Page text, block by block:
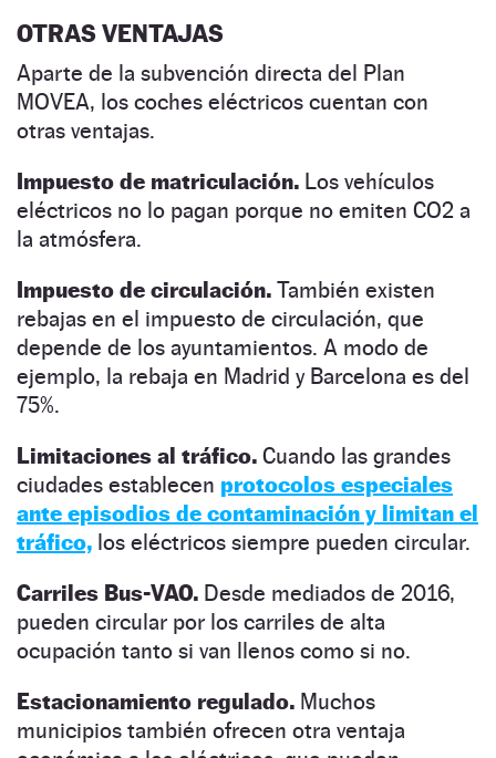
OTRAS VENTAJAS
Aparte de la subvención directa del Plan
MOVEA, los coches eléctricos cuentan con
otras ventajas.
Impuesto de matriculación. Los vehículos
eléctricos no lo pagan porque no emiten CO2 a
la atmósfera.
Impuesto de circulación. También existen
rebajas en el impuesto de circulación, que
depende de los ayuntamientos. A modo de
ejemplo, la rebaja en Madrid y Barcelona es del
75%.
Limitaciones al tráfico. Cuando las grandes
ciudades establecen protocolos especiales
ante episodios de contaminación y limitan el
tráfico, los eléctricos siempre pueden circular.
Carriles Bus-VAO. Desde mediados de 2016,
pueden circular por los carriles de alta
ocupación tanto si van llenos como si no.
Estacionamiento regulado. Muchos
municipios también ofrecen otra ventaja